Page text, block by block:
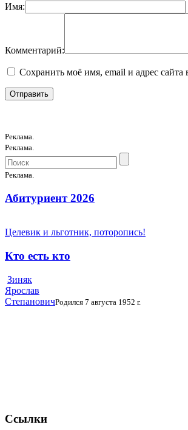
Имя:
Комментарий:
Сохранить моё имя, email и адрес
Реклама.
Реклама.
Реклама.
Абитуриент 2026
Целевик и льготник, поторопись!
Кто есть кто
Зиняк
Ярослав
СтепановичРодился 7 августа 1952 г.
Ссылки